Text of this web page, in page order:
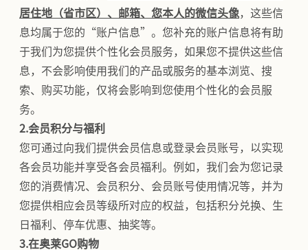
居住地（省市区）、邮箱、您本人的微信头像，这些信
息均属于您的“账户信息”。您补充的账户信息将有助
于我们为您提供个性化会员服务，如果您不提供这些信
息，不会影响使用我们的产品或服务的基本浏览、搜
索、购买功能，仅将会影响到您使用个性化的会员服
务。
2.会员积分与福利
您可通过向我们提供会员信息或登录会员账号，以实现
各会员功能并享受各会员福利。例如，我们会为您记录
您的消费情况、会员积分、会员账号使用情况等，并为
您提供相应会员等级所对应的权益，包括积分兑换、生
日福利、停车优惠、抽奖等。
3.在奥莱GO购物